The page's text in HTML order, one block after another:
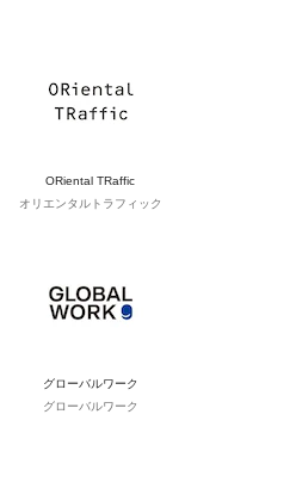
ORiental TRaffic
オリエンタルトラフィック
グローバルワーク
グローバルワーク